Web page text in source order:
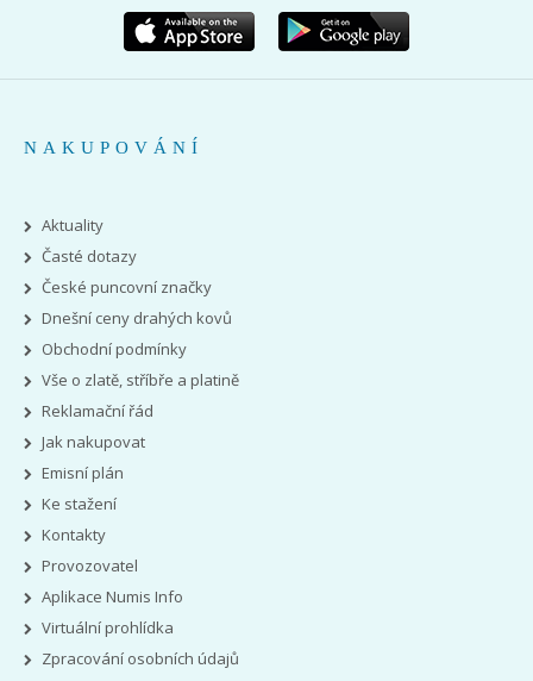
NAKUPOVÁNÍ
Aktuality
Časté dotazy
České puncovní značky
Dnešní ceny drahých kovů
Obchodní podmínky
Vše o zlatě, stříbře a platině
Reklamační řád
Jak nakupovat
Emisní plán
Ke stažení
Kontakty
Provozovatel
Aplikace Numis Info
Virtuální prohlídka
Zpracování osobních údajů